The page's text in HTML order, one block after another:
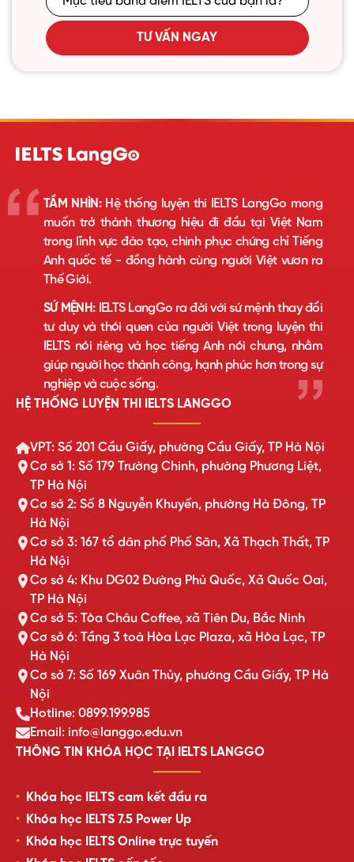
TƯ VẤN NGAY
TẦM NHÌN:Hệ thống luyện thi IELTS LangGo mong
muốn trở thành thương hiệu đi đầu tại Việt Nam
trong lĩnh vực đào tạo, chinh phục chứng chỉ Tiếng
Anh quốc tế - đồng hành cùng người Việt vươn ra
Thế Giới.
SỨ MỆNH:IELTS LangGo ra đời với sứ mệnh thay đổi
tư duy và thói quen của người Việt trong luyện thi
IELTS nói riêng và học tiếng Anh nói chung, nhằm
giúp người học thành công, hạnh phúc hơn trong sự
nghiệp và cuộc sống.
HỆ THỐNG LUYỆN THI IELTS LANGGO
VPT: Số 201 Cầu Giấy, phường Cầu Giấy, TP Hà Nội
Cơ sở 1: Số 179 Trường Chinh, phường Phương Liệt,
TP Hà Nội
Cơ sở 2: Số 8 Nguyễn Khuyến, phường Hà Đông, TP
Hà Nội
Cơ sở 3: 167 tổ dân phố Phố Săn, Xã Thạch Thất, TP
Hà Nội
Cơ sở 4: Khu DG02 Đường Phủ Quốc, Xã Quốc Oai,
TP Hà Nội
Cơ sở 5: Tòa Châu Coffee, xã Tiên Du, Bắc Ninh
Cơ sở 6: Tầng 3 toà Hòa Lạc Plaza, xã Hòa Lạc, TP
Hà Nội
Cơ sở 7: Số 169 Xuân Thủy, phường Cầu Giấy, TP Hà
Nội
Hotline: 0899.199.985
Email: info@langgo.edu.vn
THÔNG TIN KHÓA HỌC TẠI IELTS LANGGO
Khóa học IELTS cam kết đầu ra
Khóa học IELTS 7.5 Power Up
Khóa học IELTS Online trực tuyến